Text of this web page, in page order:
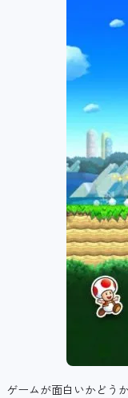
ゲームが面白いかどう